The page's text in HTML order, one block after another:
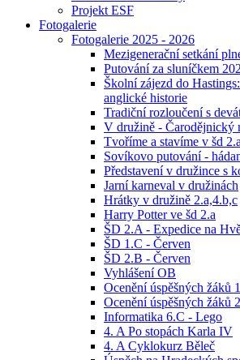
Projekt ESF
Fotogalerie
Fotogalerie 2025 - 2026
Mezigenerační setkání
Putování za sluníčkem
Školní zájezd do
anglické historie
Tradiční rozloučení s
V družině - Čarodějnický
Tvoříme a stavíme v šd
Sovíkovo putování -
Představení v družince s
Jarní karneval v družinách
Hrátky v družině 2.a,4.b,c
Harry Potter ve šd 2.a
ŠD 2.A - Expedice na
ŠD 1.C - Červen
ŠD 2.B - Červen
Vyhlášení OB
Ocenění úspěšných žáků
Ocenění úspěšných žáků
Informatika 6.C - Lego
4. A Po stopách Karla IV
4. A Cyklokurz Běleč